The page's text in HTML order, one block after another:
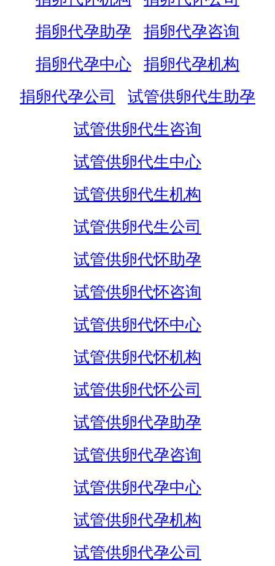
捐卵代孕助孕
捐卵代孕咨询
捐卵代孕中心
捐卵代孕机构
捐卵代孕公司
试管供卵代生助孕
试管供卵代生咨询
试管供卵代生中心
试管供卵代生机构
试管供卵代生公司
试管供卵代怀助孕
试管供卵代怀咨询
试管供卵代怀中心
试管供卵代怀机构
试管供卵代怀公司
试管供卵代孕助孕
试管供卵代孕咨询
试管供卵代孕中心
试管供卵代孕机构
试管供卵代孕公司